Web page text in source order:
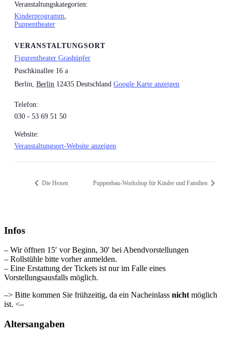
Veranstaltungskategorien:
Kinderprogramm,
Puppentheater
VERANSTALTUNGSORT
Figurentheater Grashüpfer
Puschkinallee 16 a
Berlin Berlin 12435 Deutschland Google Karte anzeigen
Telefon:
030 - 53 69 51 50
Website:
Veranstaltungsort-Website anzeigen
Die Hexen Puppenbau-Workshop für Kinder und Familien
Infos
– Wir öffnen 15′ vor Beginn, 30′ bei Abendvorstellungen
– Rollstühle bitte vorher anmelden.
– Eine Erstattung der Tickets ist nur im Falle eines
Vorstellungsausfalls möglich.
–> Bitte kommen Sie frühzeitig, da ein Nacheinlass nicht möglich
ist. <–
Altersangaben